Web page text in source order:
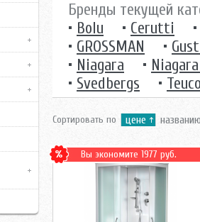
Бренды текущей
• Bolu • Cerutti
• GROSSMAN •
• Niagara •
• Svedbergs •
Сортировать по цене
Вы экономите 1977 руб.